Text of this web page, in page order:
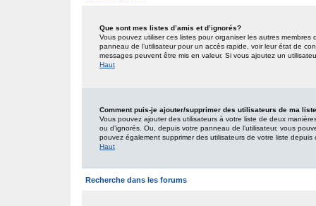
Que sont mes listes d’amis et d’ignorés?
Vous pouvez utiliser ces listes pour organiser les autres
panneau de l’utilisateur pour un accès rapide, voir leur état de
messages peuvent être mis en valeur. Si vous ajoutez un
Haut
Comment puis-je ajouter/supprimer des utilisateurs de ma
Vous pouvez ajouter des utilisateurs à votre liste de deux
ou d’ignorés. Ou, depuis votre panneau de l’utilisateur, vous
pouvez également supprimer des utilisateurs de votre liste depuis
Haut
Recherche dans les forums